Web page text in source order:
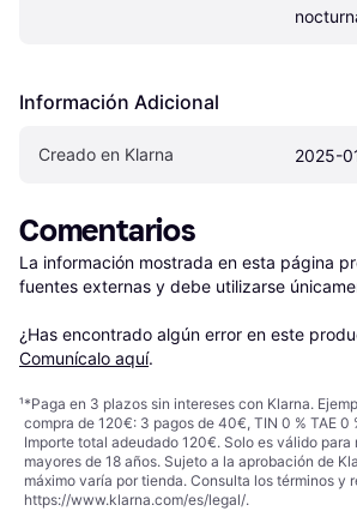
Información Adicional
Creado en Klarna 2025-
Comentarios
La información mostrada en esta página
fuentes externas y debe utilizarse
¿Has encontrado algún error en este
Comunícalo aquí.
¹*Paga en 3 plazos sin intereses con Klarna.
compra de 120€: 3 pagos de 40€, TIN 0 % TAE 0
Importe total adeudado 120€. Solo es válido para
mayores de 18 años. Sujeto a la aprobación de
máximo varía por tienda. Consulta los términos y
https://www.klarna.com/es/legal/.